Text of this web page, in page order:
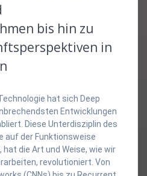
bis hin zu
in
hat sich Deep
Entwicklungen
Diese Unterdisziplin des
auf der Funktionsweise
die Art und Weise, wie wir
revolutioniert. Von